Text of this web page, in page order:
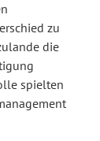
zu
die
spielten